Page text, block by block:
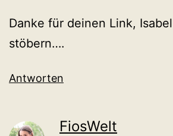
Danke für deinen Link,
stöbern….
Antworten
FiosWelt